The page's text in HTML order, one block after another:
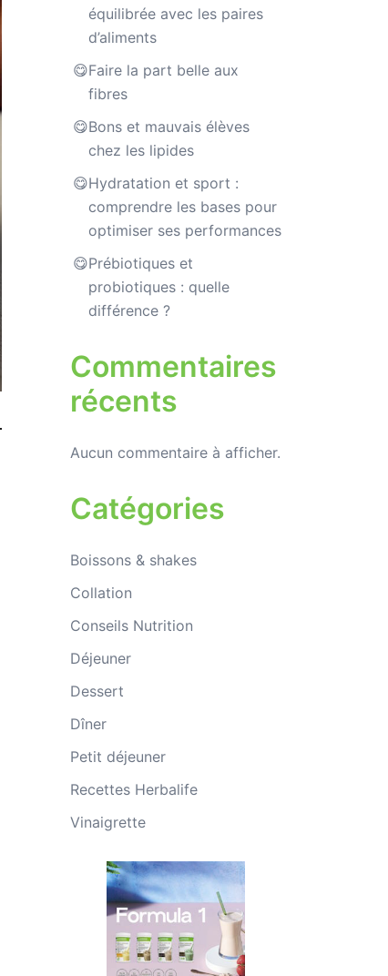
équilibrée avec les paires
d’aliments
Faire la part belle aux
fibres
Bons et mauvais élèves
chez les lipides
Hydratation et sport :
comprendre les bases pour
optimiser ses performances
Prébiotiques et
probiotiques : quelle
différence ?
Commentaires
récents
Aucun commentaire à afficher.
Catégories
Boissons & shakes
Collation
Conseils Nutrition
Déjeuner
Dessert
Dîner
Petit déjeuner
Recettes Herbalife
Vinaigrette